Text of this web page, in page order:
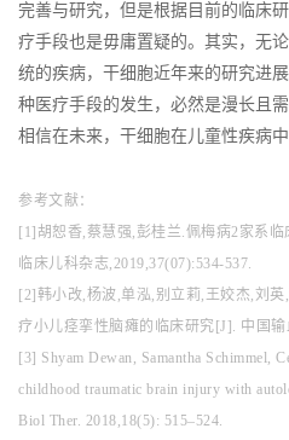
完善与研究，但是根据目前的临床
疗手段也是毋庸置疑的。其实，无
统的疾病，干细胞近年来的研究进
种医疗手段的发生，必然是漫长且
相信在未来，干细胞在儿童性疾病
参考文献：
[1]胡恕香,蔡慧强,彭桂兰.佩梅病2家系
临床儿科杂志,2019,37(07):534-537.
[2]韩小改,杨波,单泓,别立莉,王姣杰,刘
疗小儿痉挛性脑瘫的临床研究[J]. 中国输
[3] Shyam Dewan, Samantha Schimmel,
childhood traumatic brain injury with
Biol Ther. 2018,18(5): 515–524.